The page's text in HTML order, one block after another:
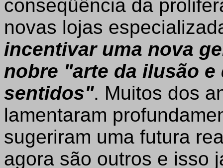
conseqüência da
novas lojas
incentivar uma nova
nobre "arte da ilusão
sentidos". Muitos dos
lamentaram
sugeriram uma futura
agora são outros e isso